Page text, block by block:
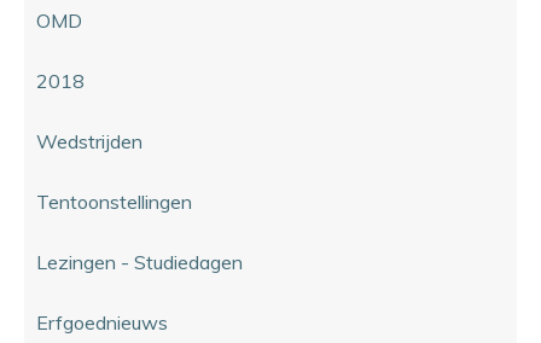
OMD
2018
Wedstrijden
Tentoonstellingen
Lezingen - Studiedagen
Erfgoednieuws